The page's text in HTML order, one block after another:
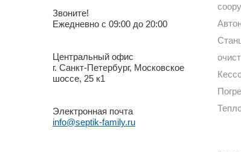
Звоните!
Ежедневно с 09:00 до 20:00
Центральный офис
г. Санкт-Петербург, Московское
шоссе, 25 к1
Электронная почта
info@septik-family.ru